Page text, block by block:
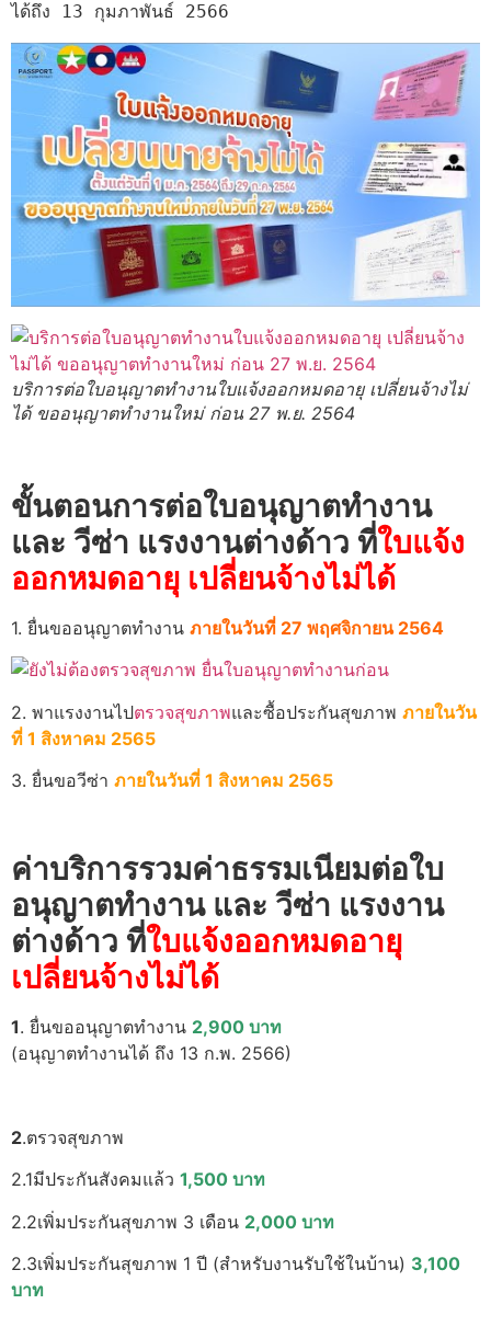
ได้ถึง 13 กุมภาพันธ์ 2566
บริการต่อใบอนุญาตทำงานใบแจ้งออกหมดอายุ เปลี่ยนจ้างไม่
ได้ ขออนุญาตทำงานใหม่ ก่อน 27 พ.ย. 2564
ขั้นตอนการต่อใบอนุญาตทำงาน
และ วีซ่า แรงงานต่างด้าว ที่ใบแจ้ง
ออกหมดอายุ เปลี่ยนจ้างไม่ได้
1. ยื่นขออนุญาตทำงาน ภายในวันที่ 27 พฤศจิกายน 2564
2. พาแรงงานไปตรวจสุขภาพและซื้อประกันสุขภาพ ภายในวัน
ที่ 1 สิงหาคม 2565
3. ยื่นขอวีซ่า ภายในวันที่ 1 สิงหาคม 2565
ค่าบริการรวมค่าธรรมเนียมต่อใบ
อนุญาตทำงาน และ วีซ่า แรงงาน
ต่างด้าว ที่ใบแจ้งออกหมดอายุ
เปลี่ยนจ้างไม่ได้
1. ยื่นขออนุญาตทำงาน 2,900 บาท
(อนุญาตทำงานได้ ถึง 13 ก.พ. 2566)
2.ตรวจสุขภาพ
2.1มีประกันสังคมแล้ว 1,500 บาท
2.2เพิ่มประกันสุขภาพ 3 เดือน 2,000 บาท
2.3เพิ่มประกันสุขภาพ 1 ปี (สำหรับงานรับใช้ในบ้าน) 3,100
บาท